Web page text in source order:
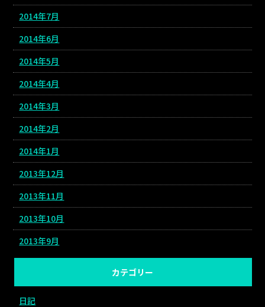
2014年7月
2014年6月
2014年5月
2014年4月
2014年3月
2014年2月
2014年1月
2013年12月
2013年11月
2013年10月
2013年9月
カテゴリー
日記